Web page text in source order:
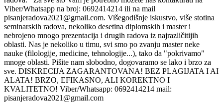
Viber/Whatsapp na broj: 0692414214 ili na mail
pisanjeradova2021@gmail.com. Višegodišnje iskustvo, više stotina
seminarskih radova, nekoliko desetina diplomskih i master i
nebrojeno mnogo prezentacija i drugih radova iz najrazličitijih
oblasti. Nas je nekoliko u timu, svi smo po zvanju master neke
nauke (filologije, medicine, tehnologije...), tako da "pokrivamo"
mnoge oblasti. Pišite nam slobodno, dogovaramo se lako i brzo za
sve. DISKRECIJA ZAGARANTOVANA! BEZ PLAGIJATA I AI
ALATA! BRZO, EFIKASNO, ALI KOREKTNO I
KVALITETNO! Viber/Whatsapp: 0692414214 mail:
pisanjeradova2021@gmail.com